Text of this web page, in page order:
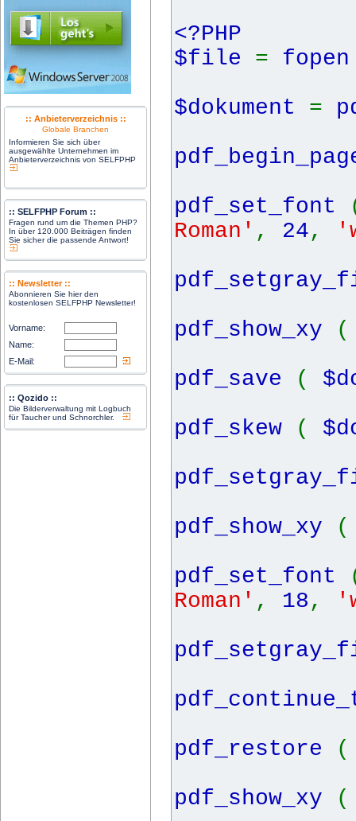
:: Anbieterverzeichnis ::
Globale Branchen
Informieren Sie sich über
ausgewählte Unternehmen im
Anbieterverzeichnis von SELFPHP
:: SELFPHP Forum ::
Fragen rund um die Themen PHP?
In über 120.000 Beiträgen finden
Sie sicher die passende Antwort!
:: Newsletter ::
Abonnieren Sie hier den
kostenlosen SELFPHP Newsletter!
Vorname:
Name:
E-Mail:
:: Qozido ::
Die Bilderverwaltung mit Logbuch
für Taucher und Schnorchler.
<?PHP
$file =
$dokument =
pdf_set_font
Roman' , 24,
pdf_show_xy
pdf_save
(
pdf_skew
(
pdf_show_xy
pdf_set_font
Roman' , 18,
pdf_restore
pdf_show_xy